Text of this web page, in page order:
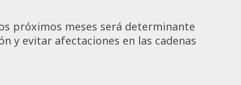
próximos meses será determinante
y evitar afectaciones en las cadenas